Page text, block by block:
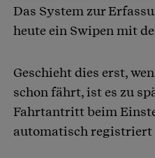
Das System zur
heute ein Swipen mit
Geschieht dies erst,
schon fährt, ist es zu
Fahrtantritt beim
automatisch registriert